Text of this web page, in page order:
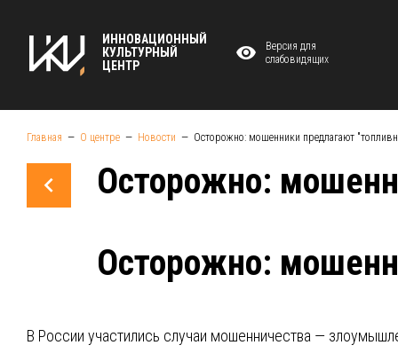
ИННОВАЦИОННЫЙ
КУЛЬТУРНЫЙ
ЦЕНТР
Версия для
слабовидящих
Главная О центре Новости Осторожно: мошенники предлагают
Осторожно:
Осторожно:
В России участились случаи мошенничества —